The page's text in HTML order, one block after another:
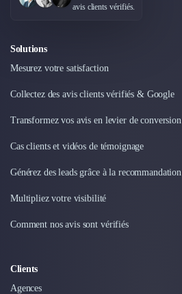
avis clients vérifiés.
Solutions
Mesurez votre satisfaction
Collectez des avis clients vérifiés & Google
Transformez vos avis en levier de conversion
Cas clients et vidéos de témoignage
Générez des leads grâce à la recommandation
Multipliez votre visibilité
Comment nos avis sont vérifiés
Clients
Agences